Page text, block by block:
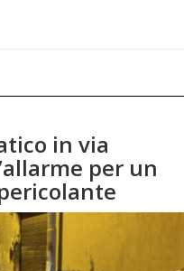
in via
per un